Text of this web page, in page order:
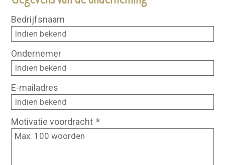
Bedrijfsnaam
Ondernemer
E-mailadres
Motivatie voordracht *